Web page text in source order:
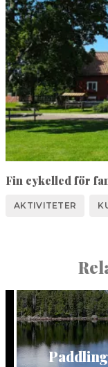
Fin cykelled för
AKTIVITETER